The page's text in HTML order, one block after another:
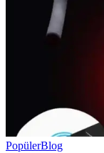
PopülerBlog